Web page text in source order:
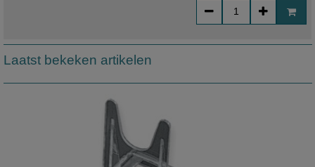
Laatst bekeken artikelen